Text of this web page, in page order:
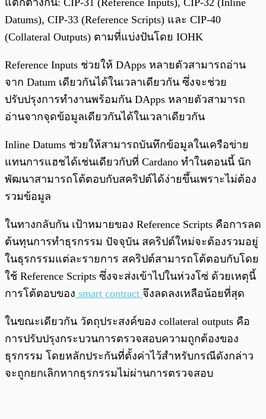
แตกต่างกัน: CIP-31 (Reference Inputs), CIP-32 (Inline
Datums), CIP-33 (Reference Scripts) และ CIP-40
(Collateral Outputs) ตามที่แบ่งปันโดย IOHK
Reference Inputs ช่วยให้ DApps หลายตัวสามารถอ่าน
จาก Datum เดียวกันได้ในเวลาเดียวกัน ซึ่งจะช่วย
ปรับปรุงการทำงานพร้อมกัน DApps หลายตัวสามารถ
อ่านจากจุดข้อมูลเดียวกันได้ในเวลาเดียวกัน
Inline Datums ช่วยให้สามารถบันทึกข้อมูลในเครือข่าย
แทนการแฮชได้เช่นเดียวกับที่ Cardano ทำในตอนนี้ นัก
พัฒนาสามารถโต้ตอบกับสคริปต์ได้ง่ายขึ้นเพราะไม่ต้อง
รวมข้อมูล
ในทางกลับกัน เป้าหมายของ Reference Scripts คือการลด
ต้นทุนการทำธุรกรรม ปัจจุบัน สคริปต์ใหม่จะต้องรวมอยู่
ในธุรกรรมแต่ละรายการ สคริปต์สามารถโต้ตอบกับโดย
ใช้ Reference Scripts ซึ่งจะส่งเข้าไปในห่วงโซ่ ด้วยเหตุนี้
การโต้ตอบของ smart contract จึงลดลงเหลือน้อยที่สุด
ในขณะเดียวกัน วัตถุประสงค์ของ collateral outputs คือ
การปรับปรุงกระบวนการตรวจสอบความถูกต้องของ
ธุรกรรม โดยหลักประกันที่ตั้งค่าไว้สำหรับกรณีดังกล่าว
จะถูกยกเลิกหากธุรกรรมไม่ผ่านการตรวจสอบ